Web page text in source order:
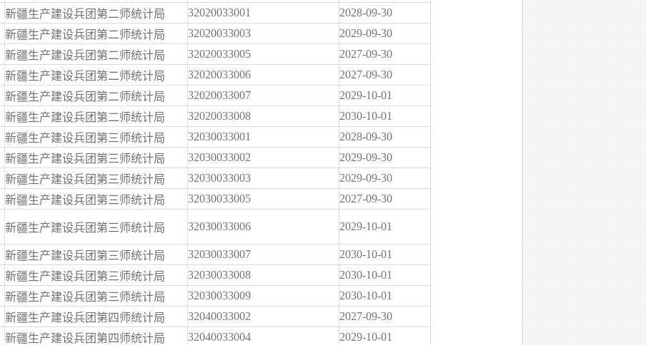
新疆生产建设兵团第二师统计局 32020033001
2028-09-30
新疆生产建设兵团第二师统计局 32020033003
2029-09-30
新疆生产建设兵团第二师统计局 32020033005
2027-09-30
新疆生产建设兵团第二师统计局 32020033006
2027-09-30
新疆生产建设兵团第二师统计局 32020033007
2029-10-01
新疆生产建设兵团第二师统计局 32020033008
2030-10-01
新疆生产建设兵团第三师统计局 32030033001
2028-09-30
新疆生产建设兵团第三师统计局 32030033002
2029-09-30
新疆生产建设兵团第三师统计局 32030033003
2029-09-30
新疆生产建设兵团第三师统计局 32030033005 2027-09-30
新疆生产建设兵团第三师统计局 32030033006 2029-10-01
新疆生产建设兵团第三师统计局 32030033007
2030-10-01
新疆生产建设兵团第三师统计局 32030033008
2030-10-01
新疆生产建设兵团第三师统计局 32030033009
2030-10-01
新疆生产建设兵团第四师统计局 32040033002
2027-09-30
新疆生产建设兵团第四师统计局 32040033004
2029-10-01